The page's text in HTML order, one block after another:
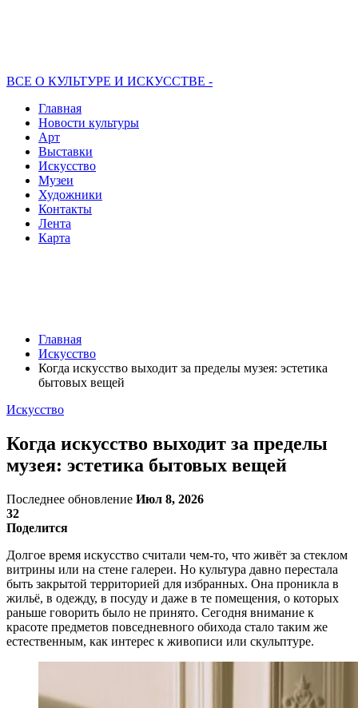
ВСЕ О КУЛЬТУРЕ И ИСКУССТВЕ -
Главная
Новости культуры
Арт
Выставки
Искусство
Музеи
Художники
Контакты
Лента
Карта
Главная
Искусство
Когда искусство выходит за пределы музея: эстетика
бытовых вещей
Искусство
Когда искусство выходит за пределы
музея: эстетика бытовых вещей
Последнее обновление Июл 8, 2026
32
Поделится
Долгое время искусство считали чем-то, что живёт за стеклом
витрины или на стене галереи. Но культура давно перестала
быть закрытой территорией для избранных. Она проникла в
жильё, в одежду, в посуду и даже в те помещения, о которых
раньше говорить было не принято. Сегодня внимание к
красоте предметов повседневного обихода стало таким же
естественным, как интерес к живописи или скульптуре.